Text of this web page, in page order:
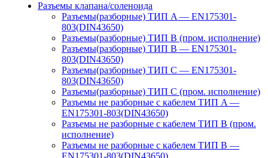
Разъемы клапана/соленоида
Разъемы(разборные) ТИП A — EN175301-
803(DIN43650)
Разъемы(разборные) ТИП В (пром. исполнение)
Разъемы(разборные) ТИП B — EN175301-
803(DIN43650)
Разъемы(разборные) ТИП C — EN175301-
803(DIN43650)
Разъемы(разборные) ТИП С (пром. исполнение)
Разъемы не разборные с кабелем ТИП A —
EN175301-803(DIN43650)
Разъемы не разборные с кабелем ТИП B (пром.
исполнение)
Разъемы не разборные с кабелем ТИП B —